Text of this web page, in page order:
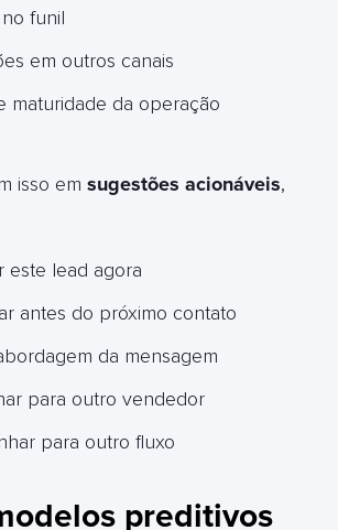
funil
em outros canais
maturidade da operação
isso em sugestões acionáveis,
este lead agora
antes do próximo contato
da mensagem
para outro vendedor
para outro fluxo
preditivos